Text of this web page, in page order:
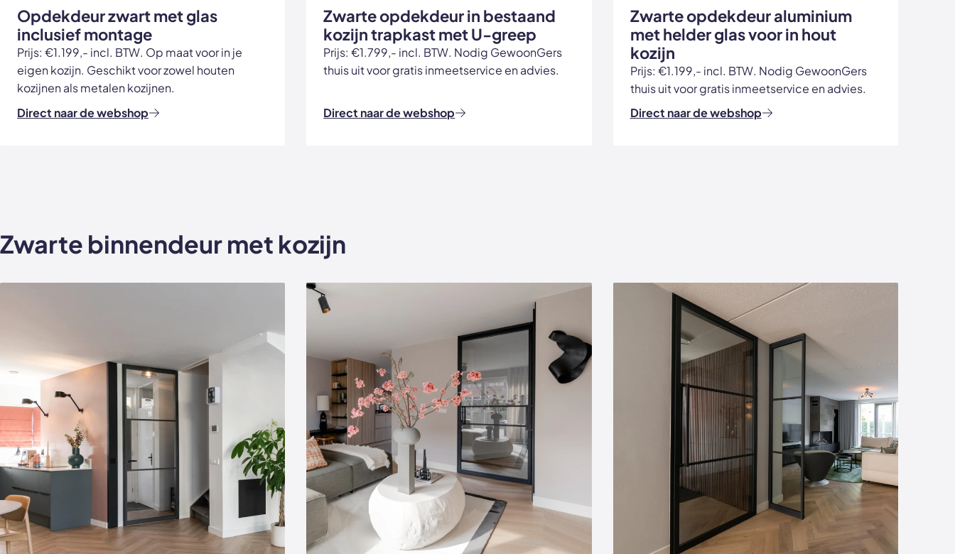
Opdekdeur zwart met glas
inclusief montage
Prijs: €1.199,- incl. BTW. Op maat voor in je
eigen kozijn. Geschikt voor zowel houten
kozijnen als metalen kozijnen.
Direct naar de webshop
Zwarte opdekdeur in bestaand
kozijn trapkast met U-greep
Prijs: €1.799,- incl. BTW. Nodig GewoonGers
thuis uit voor gratis inmeetservice en advies.
Direct naar de webshop
Zwarte opdekdeur aluminium
met helder glas voor in hout
kozijn
Prijs: €1.199,- incl. BTW. Nodig GewoonGers
thuis uit voor gratis inmeetservice en advies.
Direct naar de webshop
Zwarte binnendeur met kozijn